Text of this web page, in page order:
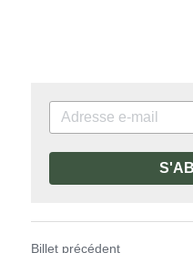
Billet précédent